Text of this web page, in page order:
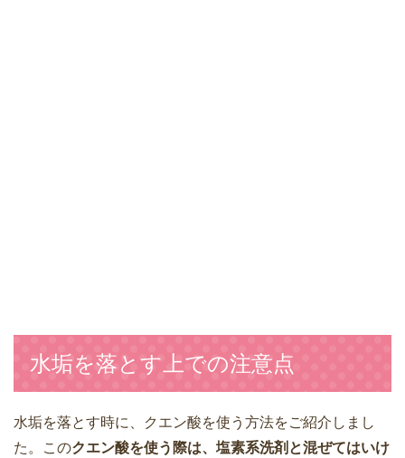
水垢を落とす上での注意点
水垢を落とす時に、クエン酸を使う方法をご紹介しまし
た。このクエン酸を使う際は、塩素系洗剤と混ぜてはいけ